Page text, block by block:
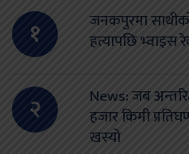
१
जनकपुरमा
हत्यापछि भ्वाइस
२
News: जब
हजार किमी
खस्यो